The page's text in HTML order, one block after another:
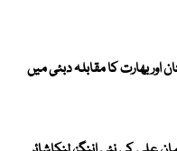
کپ 2026، پاکستان اور بھارت کا مقابلہ دبئی میں